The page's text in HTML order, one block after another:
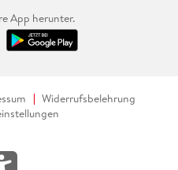
App herunter.
Widerrufsbelehrung